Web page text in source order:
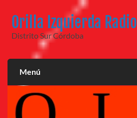
contenido
Orilla Izquierda Radio
Distrito Sur Córdoba
Menú